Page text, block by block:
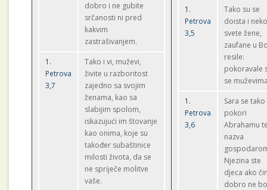
dobro i ne gubite
srčanosti ni pred
kakvim
zastrašivanjem.
1.
Petrova
3,7
Tako i vi, muževi,
živite u razboritost
zajedno sa svojim
ženama, kao sa
slabijim spolom,
iskazujući im štovanje
kao onima, koje su
također subaštinice
milosti života, da se
ne spriječe molitve
vaše.
1.
Petrova
3,5
Tako su se
doista i
svete žene,
zaufane u
resile:
pokoravale
se
1.
Petrova
3,6
Sara se tako
pokori
Abrahamu
nazva
Njezina ste
djeca ako
dobro ne